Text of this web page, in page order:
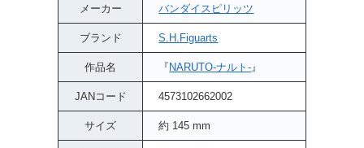
メーカー バンダイスピリッツ
ブランド S.H.Figuarts
作品名 『 NARUTO-ナルト-』
JANコード 4573102662002
サイズ 約 145 mm